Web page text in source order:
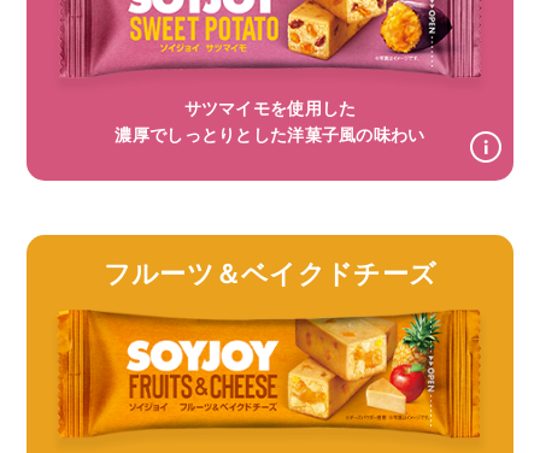
サツマイモを使用した
濃厚でしっとりとした洋菓子風の味わい
フルーツ＆ベイクドチーズ